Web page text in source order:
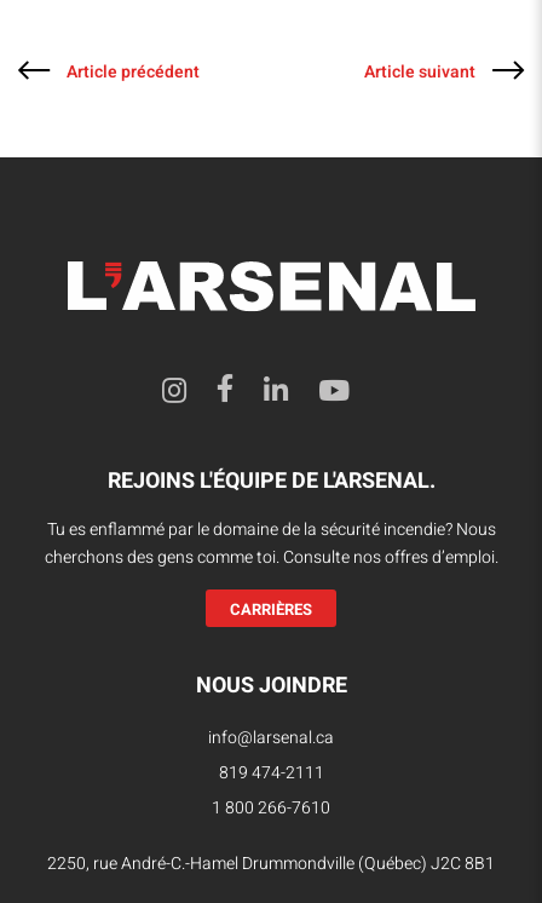
Article précédent Article suivant
REJOINS L'ÉQUIPE DE L'ARSENAL.
Tu es enflammé par le domaine de la sécurité incendie? Nous
cherchons des gens comme toi. Consulte nos offres d’emploi.
CARRIÈRES
NOUS JOINDRE
info@larsenal.ca
819 474-2111
1 800 266-7610
2250, rue André-C.-Hamel Drummondville (Québec) J2C 8B1